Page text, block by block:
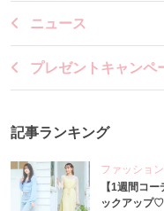
ニュース
プレゼントキャンペ
記事ランキング
ファッション
【1週間コ
ックアップ♡